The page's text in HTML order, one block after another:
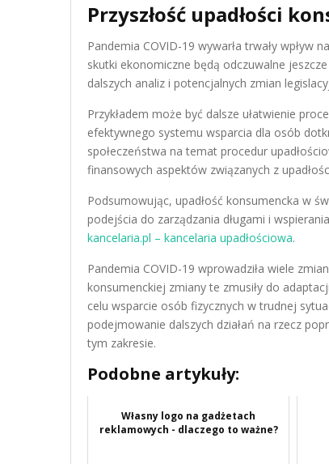
Przyszłość upadłości
Pandemia COVID-19 wywarła trwały wpływ
skutki ekonomiczne będą odczuwalne
dalszych analiz i potencjalnych zmian
Przykładem może być dalsze ułatwienie
efektywnego systemu wsparcia dla osób
społeczeństwa na temat procedur
finansowych aspektów związanych z
Podsumowując, upadłość konsumencka w
podejścia do zarządzania długami i
kancelaria.pl – kancelaria upadłościowa.
Pandemia COVID-19 wprowadziła wiele
konsumenckiej zmiany te zmusiły do
celu wsparcie osób fizycznych w trudnej
podejmowanie dalszych działań na rzecz
tym zakresie.
Podobne artykuły:
Własny logo na gadżetach
reklamowych - dlaczego to ważne?